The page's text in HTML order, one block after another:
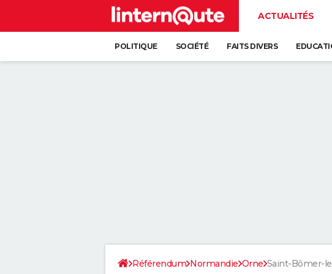
ACTUALITÉS
POLITIQUE SOCIÉTÉ FAITS DIVERS
Référendum Normandie Orne Saint-Bômer-